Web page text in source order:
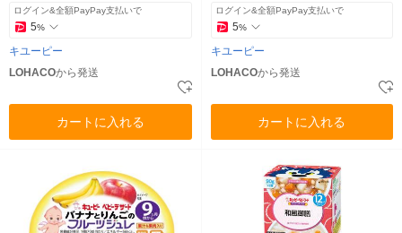
ログイン&全額PayPay支払いで
5%
キユーピー
LOHACOから発送
カートに入れる
ログイン&全額PayPay支払いで
5%
キユーピー
LOHACOから発送
カートに入れる